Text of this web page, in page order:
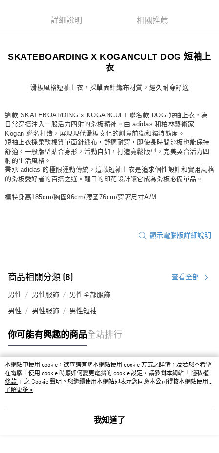
付款後7-11取貨
宅配
每筆NT$80，滿NT$1,500(含以上)免運費
付款後門市自取
詳細說明 相關推薦
SKATEBOARDING X KOGANCULT DOG 短袖上
衣
滑板風格短袖上衣，採單面針織布材質，經久耐穿舒適
這款 SKATEBOARDING x KOGANCULT 聯名款 DOG 短袖上衣，為
日常穿搭注入一股活力四射的滑板精神。由 adidas 和柏林藝術家
Kogan 聯名打造，展現現代滑板文化的創意前衛和獨特態度。
短袖上衣採柔軟棉質單面針織布，舒適耐穿，即使長時間滑板也能保持
舒適。一般版型貼合身形，活動自如，打造寬鬆版型，完美契合活力四
射的生活風格。
秉承 adidas 的極限運動傳統，這款短袖上衣是追求個性設計和實用風格
的滑板愛好者的百搭之選。醒目的印花設計讓它成為滑板必備單品。
模特身高185cm/胸圍96cm/腰圍76cm/穿著尺寸A/M
顯示電腦版詳細說明
商品相關分類 (8) 查看全部
男性 男性服飾 男性全部服飾
男性 男性服飾 男性短袖
你可能有興趣的商品全站排行
熱門標籤
本網站中使用 cookie，欲查詢有關本網站使用 cookie 方式之詳情，及若您不希望
在電腦上使用 cookie 時應如何變更電腦的 cookie 設定，請參閱本網站「
隱私權
條款 」之 Cookie 聲明。您繼續使用本網站即表示您同意本公司得按本網站使用條
款之 Cookie 聲明使用 cookie。
了解更多 >
我知道了